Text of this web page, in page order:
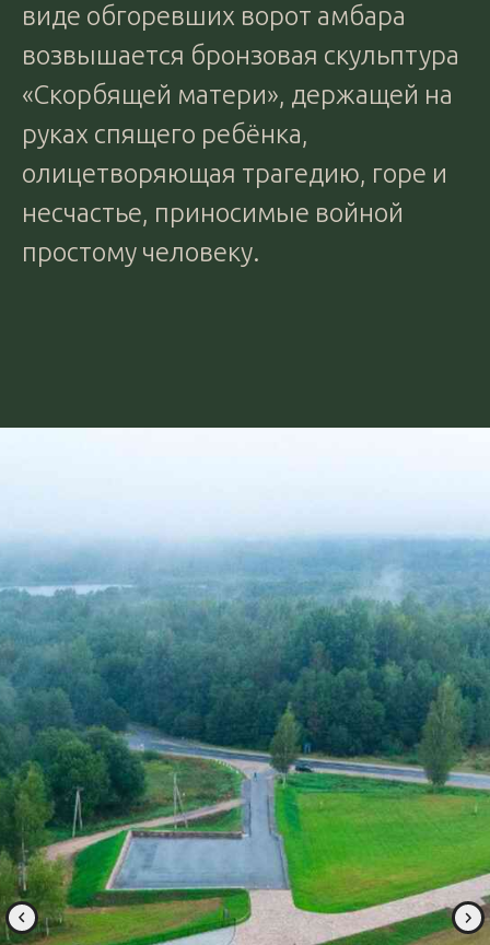
виде обгоревших ворот амбара
возвышается бронзовая скульптура
«Скорбящей матери», держащей на
руках спящего ребёнка,
олицетворяющая трагедию, горе и
несчастье, приносимые войной
простому человеку.